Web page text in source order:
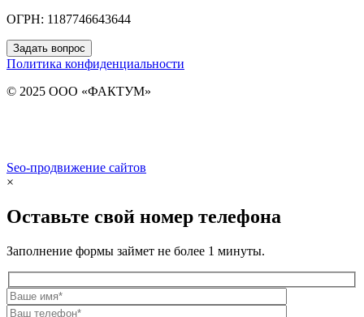
ОГРН: 1187746643644
Задать вопрос
Политика конфиденциальности
© 2025 ООО «ФАКТУМ»
Seo-продвижение сайтов
×
Оставьте свой номер телефона
Заполнение формы займет не более 1 минуты.